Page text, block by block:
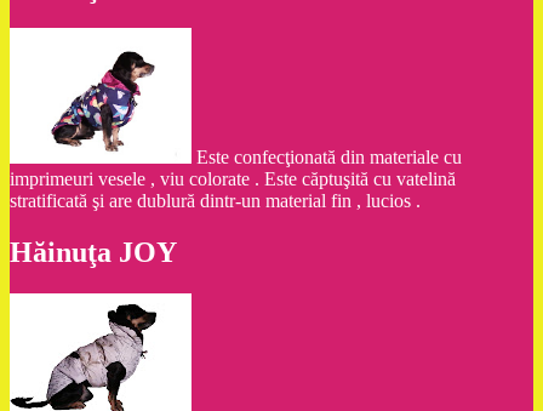
Este confecţionată din materiale cu
imprimeuri vesele , viu colorate . Este căptuşită cu vatelină
stratificată şi are dublură dintr-un material fin , lucios .
Hăinuţa JOY